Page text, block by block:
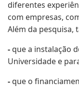
diferentes
com empresas,
Além da pesquisa,
- que a instalação
Universidade e
- que o